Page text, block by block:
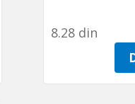
8.28 din